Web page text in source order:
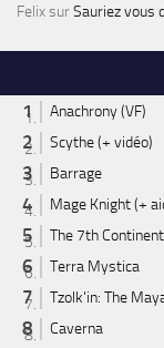
FelixsurSauriez vous
Anachrony (VF)
Scythe (+ vidéo)
Barrage
Mage Knight (+
The 7th Continent
Terra Mystica
Tzolk'in: The
Caverna